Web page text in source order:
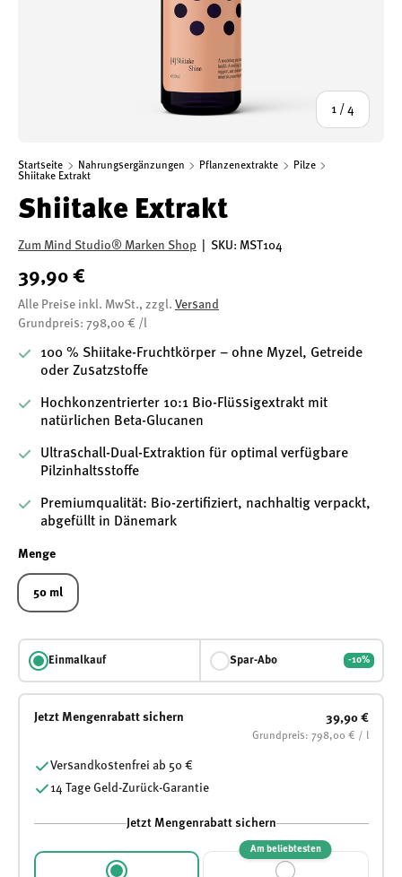
1 / von
4
Startseite Nahrungsergänzungen Pflanzenextrakte
Pilze
Shiitake Extrakt
Shiitake Extrakt
Zum Mind Studio® Marken Shop SKU: MST104
39,90 €
Alle Preise inkl. MwSt., zzgl. Versand
Grundpreis: 798,00 € /l
100 % Shiitake-Fruchtkörper – ohne Myzel, Getreide
oder Zusatzstoffe
Hochkonzentrierter 10:1 Bio-Flüssigextrakt mit
natürlichen Beta-Glucanen
Ultraschall-Dual-Extraktion für optimal verfügbare
Pilzinhaltsstoffe
Premiumqualität: Bio-zertifiziert, nachhaltig verpackt,
abgefüllt in Dänemark
Menge
50 ml
Einmalkauf Spar-Abo -10%
Jetzt Mengenrabatt sichern 39,90 €
Grundpreis: 798,00 € / l
Versandkostenfrei ab 50 €
14 Tage Geld-Zurück-Garantie
Jetzt Mengenrabatt sichern
Am beliebtesten